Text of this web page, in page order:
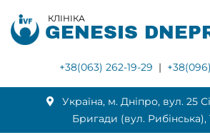
КЛІНІКА
GENESIS
+38(063) 262-19-29 |
Українa, м. Дніпро, вул. 25
Бригади (вул. Рибінська),